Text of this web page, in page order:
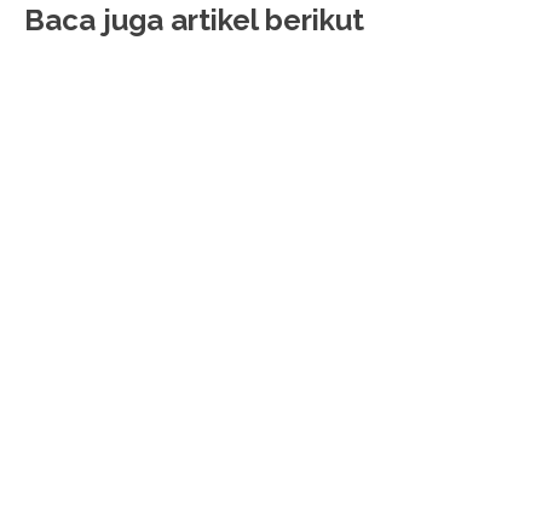
Baca juga artikel berikut